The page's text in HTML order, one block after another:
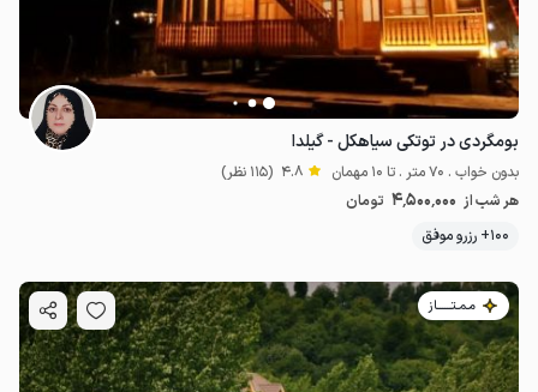
بومگردی در توتکی سیاهکل - گیلدا
بدون خواب . 70 متر . تا 10 مهمان 4.8 (115 نظر)
هر شب از 4٬500٬000 تومان
100+ رزرو موفق
مـمـتــــــاز